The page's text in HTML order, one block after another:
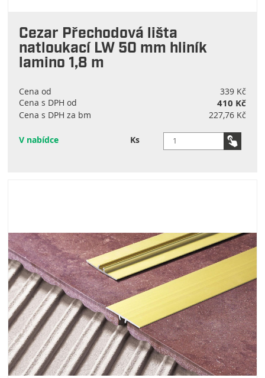
Cezar Přechodová lišta
natloukací LW 50 mm hliník
lamino 1,8 m
Cena od
339 Kč
Cena s DPH od
410 Kč
Cena s DPH za bm 227,76 Kč
V nabídce Ks